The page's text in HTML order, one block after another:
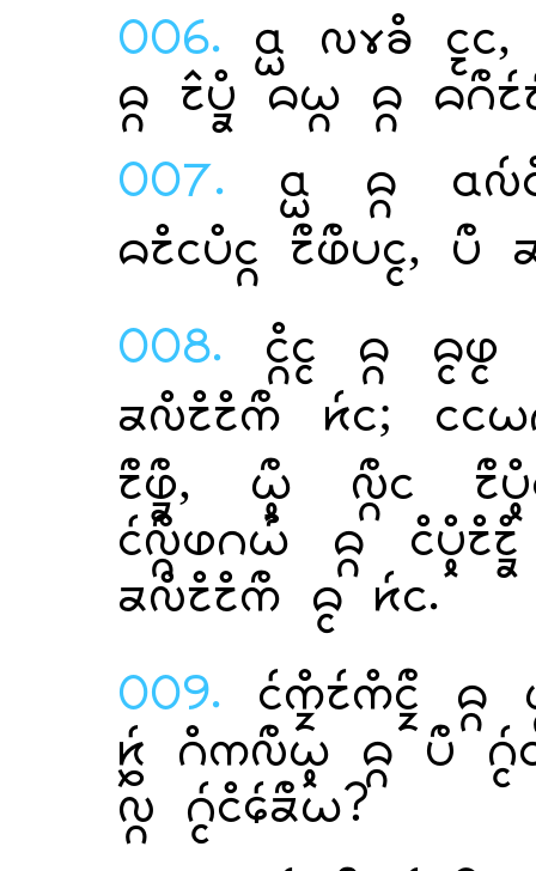
006.   ,
   
007.  
 , 
008.  
 ; 
,  
 
  .
009. 
   
 ?